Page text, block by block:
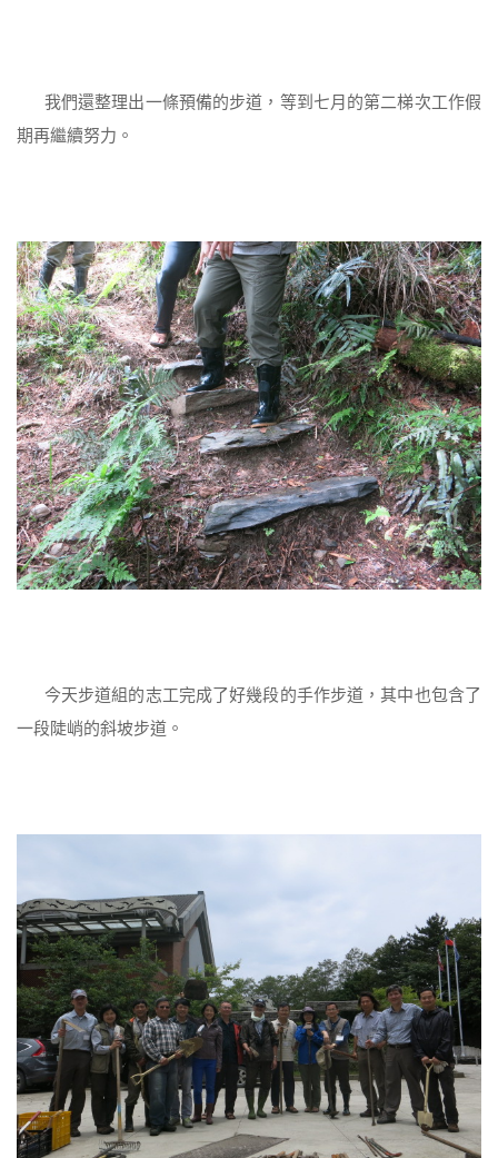
我們還整理出一條預備的步道，等到七月的第二梯次工作假
期再繼續努力。
今天步道組的志工完成了好幾段的手作步道，其中也包含了
一段陡峭的斜坡步道。